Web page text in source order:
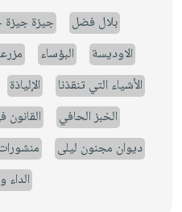
بلال فضل جيزة جيزة
الاوديسة
البؤساء
الأشياء التي تنقذنا
الإلياذة
الخبز الحافي
ديوان مجنون ليلى
الداء